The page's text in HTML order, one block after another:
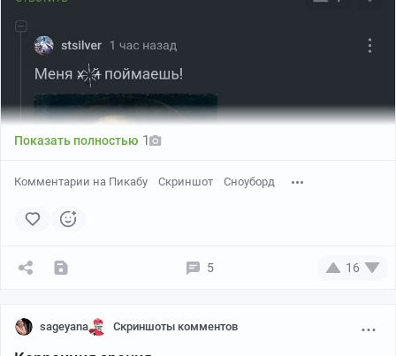
Показать полностью 1
Комментарии на Пикабу Скриншот Сноуборд
5 16
sageyana Скриншоты комментов